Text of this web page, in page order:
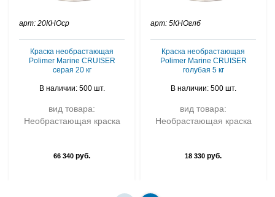
арт: 20КНОср
Краска необрастающая
Polimer Marine CRUISER
серая 20 кг
В наличии: 500 шт.
вид товара:
Необрастающая краска
66 340 руб.
арт: 5КНОглб
Краска необрастающая
Polimer Marine CRUISER
голубая 5 кг
В наличии: 500 шт.
вид товара:
Необрастающая краска
18 330 руб.